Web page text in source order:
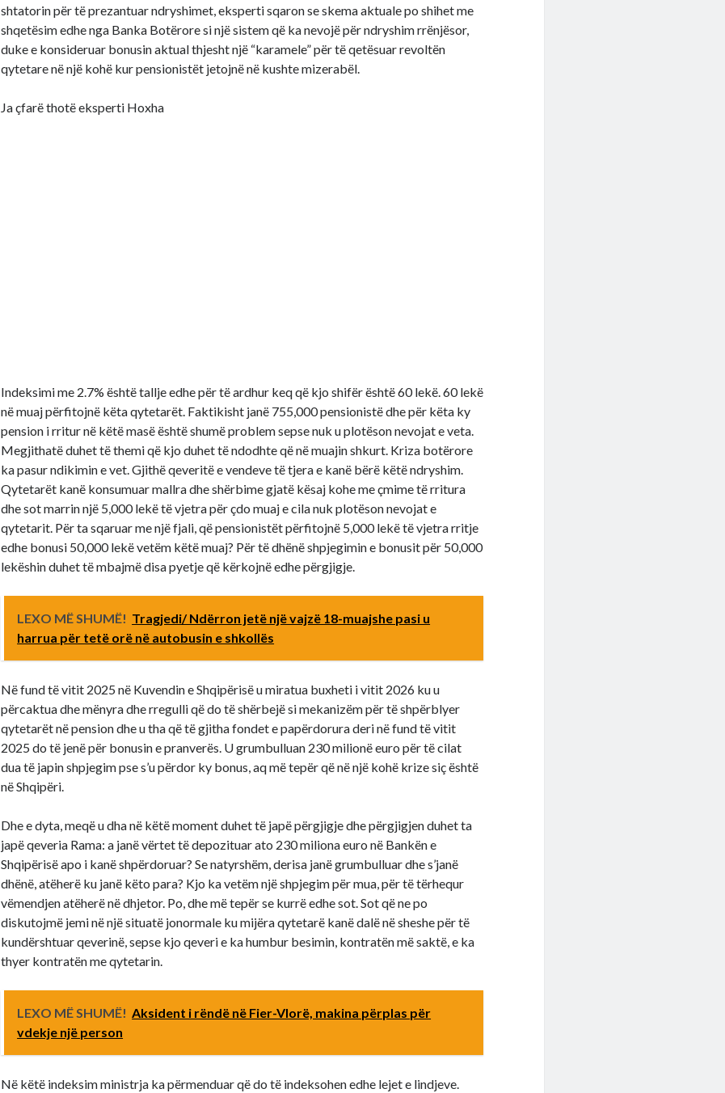
shtatorin për të prezantuar ndryshimet, eksperti sqaron se skema aktuale po shihet me
shqetësim edhe nga Banka Botërore si një sistem që ka nevojë për ndryshim rrënjësor,
duke e konsideruar bonusin aktual thjesht një “karamele” për të qetësuar revoltën
qytetare në një kohë kur pensionistët jetojnë në kushte mizerabël.
Ja çfarë thotë eksperti Hoxha
Indeksimi me 2.7% është tallje edhe për të ardhur keq që kjo shifër është 60 lekë. 60 lekë
në muaj përfitojnë këta qytetarët. Faktikisht janë 755,000 pensionistë dhe për këta ky
pension i rritur në këtë masë është shumë problem sepse nuk u plotëson nevojat e veta.
Megjithatë duhet të themi që kjo duhet të ndodhte që në muajin shkurt. Kriza botërore
ka pasur ndikimin e vet. Gjithë qeveritë e vendeve të tjera e kanë bërë këtë ndryshim.
Qytetarët kanë konsumuar mallra dhe shërbime gjatë kësaj kohe me çmime të rritura
dhe sot marrin një 5,000 lekë të vjetra për çdo muaj e cila nuk plotëson nevojat e
qytetarit. Për ta sqaruar me një fjali, që pensionistët përfitojnë 5,000 lekë të vjetra rritje
edhe bonusi 50,000 lekë vetëm këtë muaj? Për të dhënë shpjegimin e bonusit për 50,000
lekëshin duhet të mbajmë disa pyetje që kërkojnë edhe përgjigje.
LEXO MË SHUMË! Tragjedi/ Ndërron jetë një vajzë 18-muajshe pasi u
harrua për tetë orë në autobusin e shkollës
Në fund të vitit 2025 në Kuvendin e Shqipërisë u miratua buxheti i vitit 2026 ku u
përcaktua dhe mënyra dhe rregulli që do të shërbejë si mekanizëm për të shpërblyer
qytetarët në pension dhe u tha që të gjitha fondet e papërdorura deri në fund të vitit
2025 do të jenë për bonusin e pranverës. U grumbulluan 230 milionë euro për të cilat
dua të japin shpjegim pse s’u përdor ky bonus, aq më tepër që në një kohë krize siç është
në Shqipëri.
Dhe e dyta, meqë u dha në këtë moment duhet të japë përgjigje dhe përgjigjen duhet ta
japë qeveria Rama: a janë vërtet të depozituar ato 230 miliona euro në Bankën e
Shqipërisë apo i kanë shpërdoruar? Se natyrshëm, derisa janë grumbulluar dhe s’janë
dhënë, atëherë ku janë këto para? Kjo ka vetëm një shpjegim për mua, për të tërhequr
vëmendjen atëherë në dhjetor. Po, dhe më tepër se kurrë edhe sot. Sot që ne po
diskutojmë jemi në një situatë jonormale ku mijëra qytetarë kanë dalë në sheshe për të
kundërshtuar qeverinë, sepse kjo qeveri e ka humbur besimin, kontratën më saktë, e ka
thyer kontratën me qytetarin.
LEXO MË SHUMË! Aksident i rëndë në Fier-Vlorë, makina përplas për
vdekje një person
Në këtë indeksim ministrja ka përmenduar që do të indeksohen edhe lejet e lindjeve.